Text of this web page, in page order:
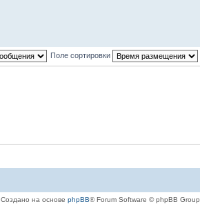
Поле сортировки
Создано на основе phpBB® Forum Software © phpBB Group